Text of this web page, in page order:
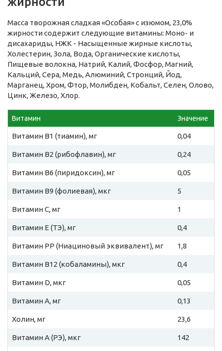
Масса творожная сладкая «Особая» с изюмом, 23,0%
жирности содержит следующие витамины: Моно- и
дисахариды, НЖК - Насыщенные жирные кислоты,
Холестерин, Зола, Вода, Органические кислоты,
Пищевые волокна, Натрий, Калий, Фосфор, Магний,
Кальций, Сера, Медь, Алюминий, Стронций, Йод,
Марганец, Хром, Фтор, Молибден, Кобальт, Селен, Олово,
Цинк, Железо, Хлор.
Витамин Значение
Витамин B1 (тиамин), мг 0,04
Витамин B2 (рибофлавин), мг 0,24
Витамин B6 (пиридоксин), мг 0,05
Витамин B9 (фолиевая), мкг 5
Витамин C, мг 1
Витамин E (ТЭ), мг 0,4
Витамин PP (Ниациновый эквивалент), мг 1,8
Витамин B12 (кобаламины), мкг 0,4
Витамин D, мкг 0,05
Витамин A, мг 0,13
Холин, мг 23,6
Витамин A (РЭ), мкг 142